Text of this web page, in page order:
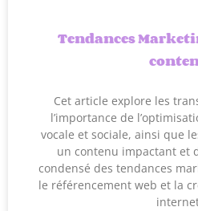
Tendances
Cet article explore les
l’importance de
vocale et sociale, ainsi que
un contenu impactant et
condensé des tendances
le référencement web et la